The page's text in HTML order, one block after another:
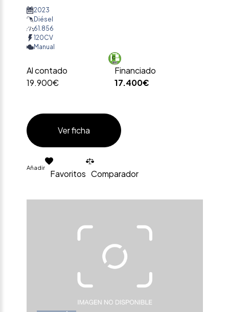
2023
Diésel
61.856
120CV
Manual
Al contado
19.900€
Financiado
17.400€
Ver ficha
Añadir
Favoritos Comparador